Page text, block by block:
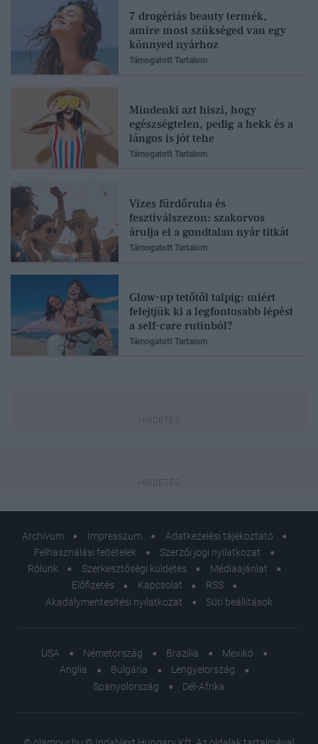
7 drogériás beauty termék,
amire most szükséged van egy
könnyed nyárhoz
Támogatott Tartalom
Mindenki azt hiszi, hogy
egészségtelen, pedig a hekk és a
lángos is jót tehe
Támogatott Tartalom
Vizes fürdőruha és
fesztiválszezon: szakorvos
árulja el a gondtalan nyár titkát
Támogatott Tartalom
Glow-up tetőtől talpig: miért
felejtjük ki a legfontosabb lépést
a self-care rutinból?
Támogatott Tartalom
Archívum Impresszum
Adatkezelési tájékoztató
Felhasználási feltételek
Szerzői jogi nyilatkozat
Rólunk
Szerkesztőségi küldetés
Médiaajánlat
Előfizetés
Kapcsolat
RSS
Akadálymentesítési nyilatkozat
Süti beállítások
USA Németország Brazília
Mexikó
Anglia
Bulgária
Lengyelország
Spanyolország
Dél-Afrika